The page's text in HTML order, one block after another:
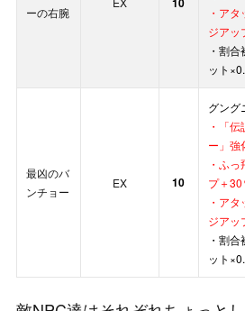
ーの右腕
・ア
ジアッ
・割
ット
最凶のバ
ンチョー
EX 10
グング
・「
ー」強
・ふ
プ＋30
・ア
ジアッ
・割
ット